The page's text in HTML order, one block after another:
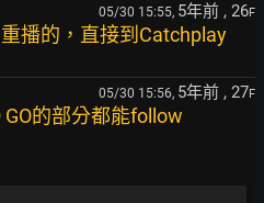
05/30 15:55, 5年前 , 26F
播的，直接到Catchplay
05/30 15:56, 5年前 , 27F
的部分都能follow